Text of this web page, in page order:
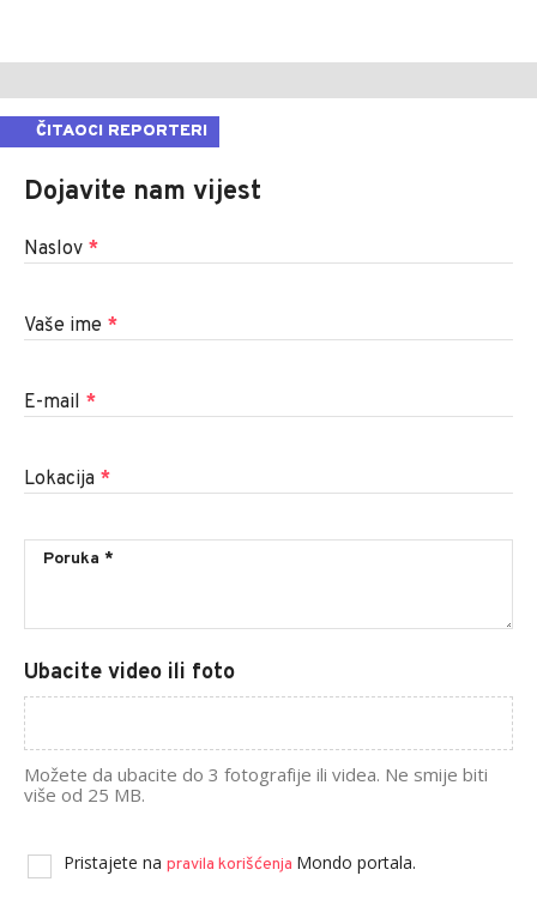
ČITAOCI REPORTERI
Dojavite nam vijest
Naslov *
Vaše ime *
E-mail *
Lokacija *
Ubacite video ili foto
Možete da ubacite do 3 fotografije ili videa. Ne smije biti
više od 25 MB.
Pristajete na pravila korišćenja Mondo portala.